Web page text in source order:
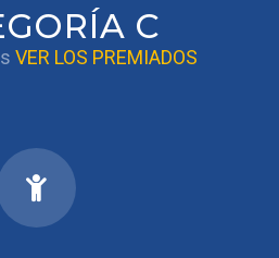
C
VER LOS PREMIADOS